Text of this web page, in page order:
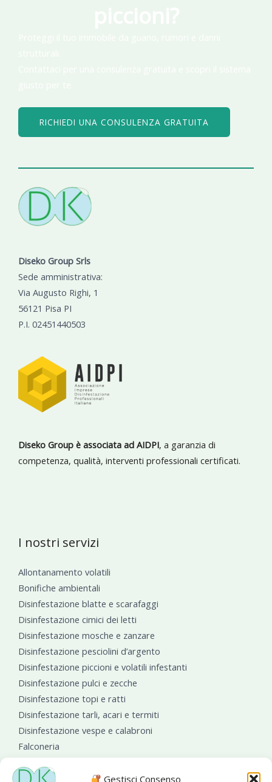
Gestisci Consenso
RICHIEDI UNA CONSULENZA GRATUITA
Diseko Group Srls
Sede amministrativa:
Via Augusto Righi, 1
56121 Pisa PI
P.I. 02451440503
Diseko Group è associata ad AIDPI, a garanzia di
competenza, qualità, interventi professionali certificati.
I nostri servizi
Allontanamento volatili
Bonifiche ambientali
Disinfestazione blatte e scarafaggi
Disinfestazione cimici dei letti
Disinfestazione mosche e zanzare
Disinfestazione pesciolini d’argento
Disinfestazione piccioni e volatili infestanti
Disinfestazione pulci e zecche
Disinfestazione topi e ratti
Disinfestazione tarli, acari e termiti
Disinfestazione vespe e calabroni
Falconeria
Sanificazioni ambientali